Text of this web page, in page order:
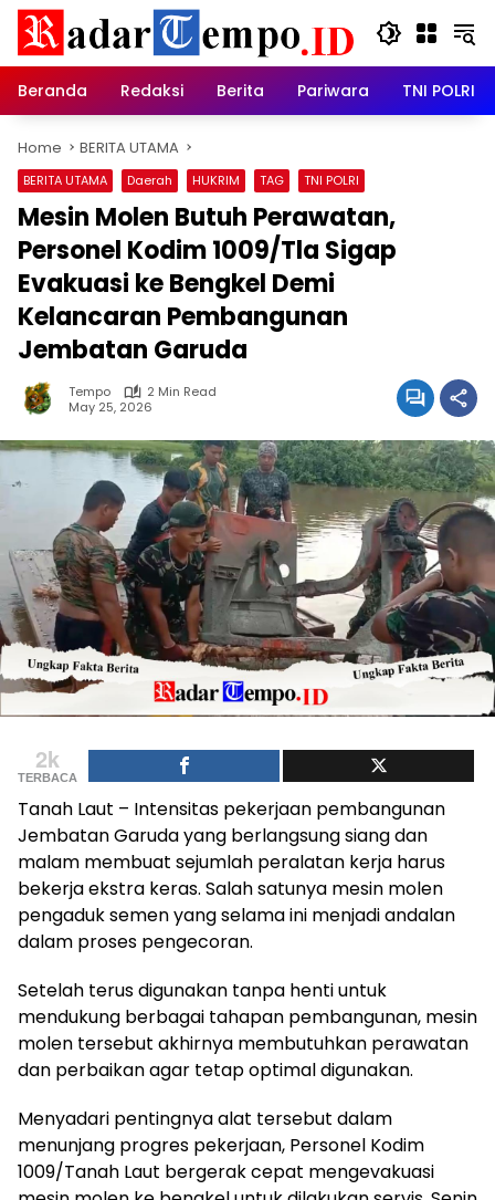
Skip
content
Beranda
Redaksi Berita Pariwara TNI POLRI
Home BERITA UTAMA
BERITA UTAMA Daerah HUKRIM TAG TNI POLRI
Mesin Molen Butuh Perawatan,
Personel Kodim 1009/Tla Sigap
Evakuasi ke Bengkel Demi
Kelancaran Pembangunan
Jembatan Garuda
Tempo
2 Min Read
May 25, 2026
2k
TERBACA
Tanah Laut – Intensitas pekerjaan pembangunan
Jembatan Garuda yang berlangsung siang dan
malam membuat sejumlah peralatan kerja harus
bekerja ekstra keras. Salah satunya mesin molen
pengaduk semen yang selama ini menjadi andalan
dalam proses pengecoran.
Setelah terus digunakan tanpa henti untuk
mendukung berbagai tahapan pembangunan, mesin
molen tersebut akhirnya membutuhkan perawatan
dan perbaikan agar tetap optimal digunakan.
Menyadari pentingnya alat tersebut dalam
menunjang progres pekerjaan, Personel Kodim
1009/Tanah Laut bergerak cepat mengevakuasi